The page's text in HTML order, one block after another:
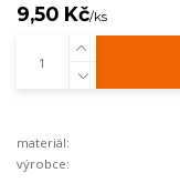
9,50 Kč/ks
materiál:
výrobce: